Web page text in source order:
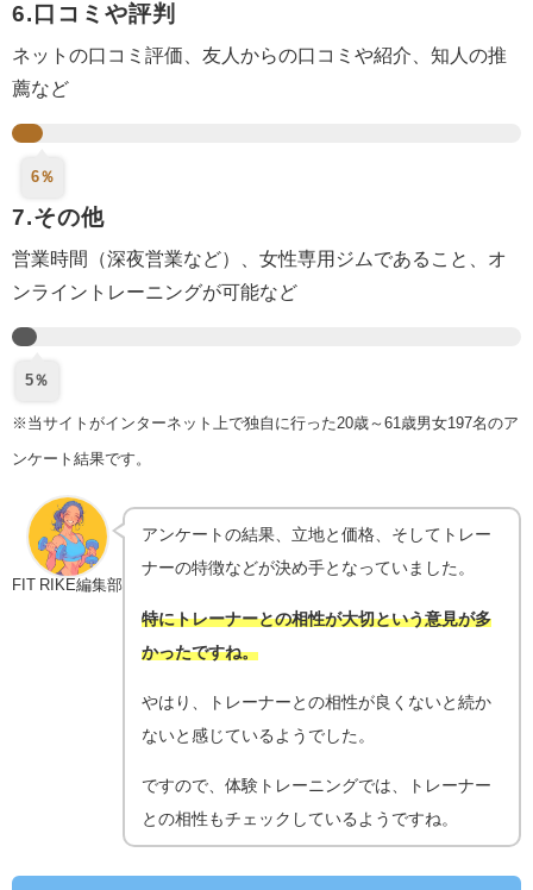
6.口コミや評判
ネットの口コミ評価、 友人からの口コミや紹介 、知人の推
薦など
6％
7.その他
営業時間（深夜営業など）、女性専用ジムであること、オ
ンライントレーニングが可能など
5％
※当サイトがインターネット上で独自に行った20歳～61歳男女197名のア
ンケート結果です。
FIT RIKE編集部
アンケートの結果、立地と価格、そしてトレー
ナーの特徴などが決め手となっていました。
特にトレーナーとの相性が大切という意見が多
かったですね。
やはり、トレーナーとの相性が良くないと続か
ないと感じているようでした。
ですので、体験トレーニングでは、トレーナー
との相性もチェックしているようですね。